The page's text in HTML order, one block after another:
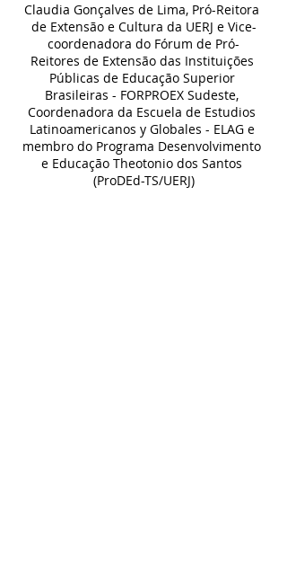
Claudia Gonçalves de Lima, Pró-Reitora
de Extensão e Cultura da UERJ e Vice-
coordenadora do Fórum de Pró-
Reitores de Extensão das Instituições
Públicas de Educação Superior
Brasileiras - FORPROEX Sudeste,
Coordenadora da Escuela de Estudios
Latinoamericanos y Globales - ELAG e
membro do Programa Desenvolvimento
e Educação Theotonio dos Santos
(ProDEd-TS/UERJ)